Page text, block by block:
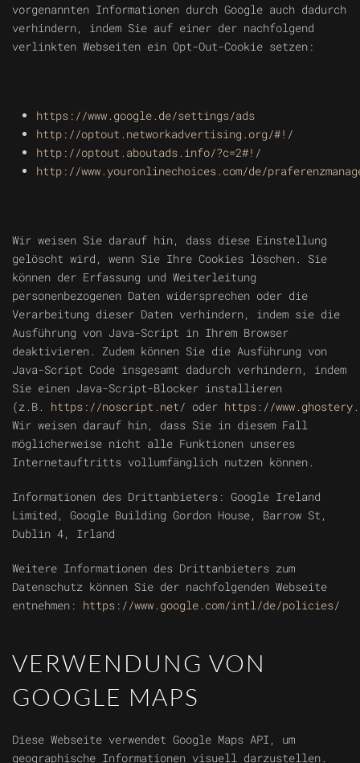
vorgenannten Informationen durch Google auch dadurch
verhindern, indem Sie auf einer der nachfolgend
verlinkten Webseiten ein Opt-Out-Cookie setzen:
https://www.google.de/settings/ads
http://optout.networkadvertising.org/#!/
http://optout.aboutads.info/?c=2#!/
http://www.youronlinechoices.com/de/
Wir weisen Sie darauf hin, dass diese Einstellung
gelöscht wird, wenn Sie Ihre Cookies löschen. Sie
können der Erfassung und Weiterleitung
personenbezogenen Daten widersprechen oder die
Verarbeitung dieser Daten verhindern, indem sie die
Ausführung von Java-Script in Ihrem Browser
deaktivieren. Zudem können Sie die Ausführung von
Java-Script Code insgesamt dadurch verhindern, indem
Sie einen Java-Script-Blocker installieren
(z.B.
https://noscript.net/ oder https://
Wir weisen darauf hin, dass Sie in diesem Fall
möglicherweise nicht alle Funktionen unseres
Internetauftritts vollumfänglich nutzen können.
Informationen des Drittanbieters: Google Ireland
Limited, Google Building Gordon House, Barrow St,
Dublin 4, Irland
Weitere Informationen des Drittanbieters zum
Datenschutz können Sie der nachfolgenden Webseite
entnehmen: https://www.google.com/intl/de/policies/
VERWENDUNG VON
GOOGLE MAPS
Diese Webseite verwendet Google Maps API, um
geographische Informationen visuell darzustellen.